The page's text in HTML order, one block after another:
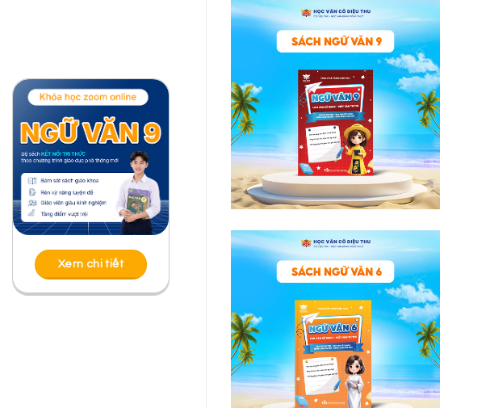
Xem chi tiết Xem chi tiết